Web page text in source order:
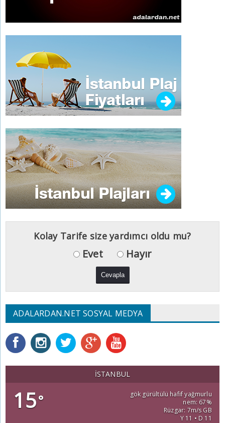
Kolay Tarife size yardımcı oldu mu?
Evet Hayır
ADALARDAN.NET SOSYAL MEDYA
İSTANBUL
15°
gök gürültülü hafif yağmurlu
nem: 67%
Rüzgar: 7m/s GB
Y 11 • D 11